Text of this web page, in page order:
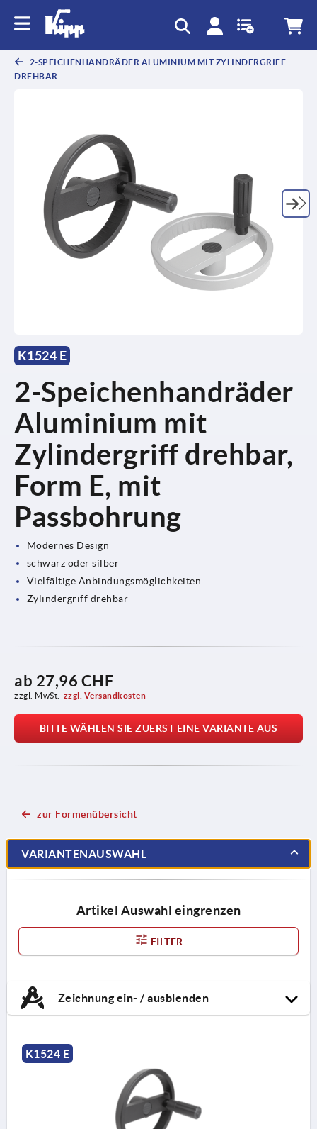
2-SPEICHENHANDRÄDER ALUMINIUM MIT ZYLINDERGRIFF
DREHBAR
K1524 E
2-Speichenhandräder
Aluminium mit
Zylindergriff drehbar,
Form E, mit
Passbohrung
Modernes Design
schwarz oder silber
Vielfältige Anbindungsmöglichkeiten
Zylindergriff drehbar
ab 27,96 CHF
zzgl. MwSt. zzgl. Versandkosten
BITTE WÄHLEN SIE ZUERST EINE VARIANTE AUS
zur Formenübersicht
VARIANTENAUSWAHL
Artikel Auswahl eingrenzen
FILTER
Zeichnung ein- / ausblenden
K1524 E